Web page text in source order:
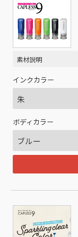
素材説明
インクカラー
ボディカラー